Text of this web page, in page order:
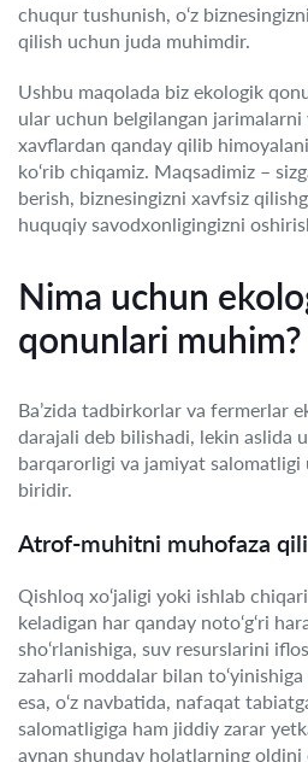
chuqur tushunish, o‘z
qilish uchun juda muhimdir.
Ushbu maqolada biz ekologik
ular uchun belgilangan
xavflardan qanday qilib
ko‘rib chiqamiz. Maqsadimiz –
berish, biznesingizni xavfsiz
huquqiy savodxonligingizni
Nima uchun
qonunlari muhim?
Ba’zida tadbirkorlar va fermerlar
darajali deb bilishadi, lekin aslida
barqarorligi va jamiyat salomatligi
biridir.
Atrof-muhitni muhofaza
Qishloq xo‘jaligi yoki ishlab
keladigan har qanday noto‘g‘ri
sho‘rlanishiga, suv resurslarini
zaharli moddalar bilan
esa, o‘z navbatida, nafaqat
salomatligiga ham jiddiy zarar
aynan shunday holatlarning oldini